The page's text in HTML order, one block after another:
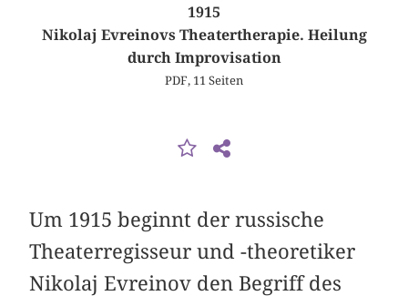
1915
Nikolaj Evreinovs Theatertherapie. Heilung
durch Improvisation
PDF, 11 Seiten
Um 1915 beginnt der russische
Theaterregisseur und -theoretiker
Nikolaj Evreinov den Begriff des